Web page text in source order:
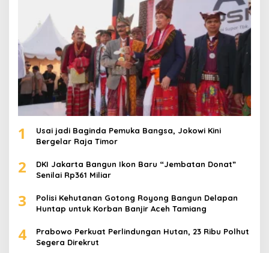
1
Usai jadi Baginda Pemuka Bangsa, Jokowi Kini
Bergelar Raja Timor
2
DKI Jakarta Bangun Ikon Baru “Jembatan Donat”
Senilai Rp361 Miliar
3
Polisi Kehutanan Gotong Royong Bangun Delapan
Huntap untuk Korban Banjir Aceh Tamiang
4
Prabowo Perkuat Perlindungan Hutan, 23 Ribu Polhut
Segera Direkrut